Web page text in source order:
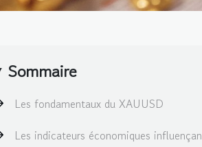
Sommaire
Les fondamentaux du XAUUSD
Les indicateurs économiques